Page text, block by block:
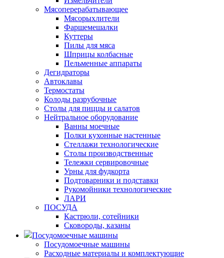
Мясоперерабатывающее
Мясорыхлители
Фаршемешалки
Куттеры
Пилы для мяса
Шприцы колбасные
Пельменные аппараты
Дегидраторы
Автоклавы
Термостаты
Колоды разрубочные
Столы для пиццы и салатов
Нейтральное оборудование
Ванны моечные
Полки кухонные настенные
Стеллажи технологические
Столы производственные
Тележки сервировочные
Урны для фудкорта
Подтоварники и подставки
Рукомойники технологические
ЛАРИ
ПОСУДА
Кастрюли, сотейники
Сковороды, казаны
Посудомоечные машины
Посудомоечные машины
Расходные материалы и комплектующие